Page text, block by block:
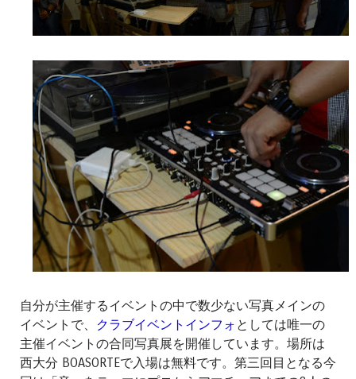
自分が主催するイベントの中で数少ない写真メインの
イベントで、
クラブイベントインフォ としては唯一の
主催イベントの合同写真展を開催しています。場所は
西大分 BOASORTEで入場は無料です。第三回目となる今